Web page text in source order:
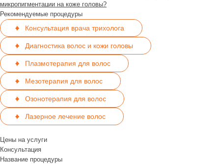
микропигментации на коже головы?
Рекомендуемые процедуры
Консультация врача трихолога
Диагностика волос и кожи головы
Плазмотерапия для волос
Мезотерапия для волос
Озонотерапия для волос
Лазерное лечение волос
Цены на услуги
Консультация
Название процедуры